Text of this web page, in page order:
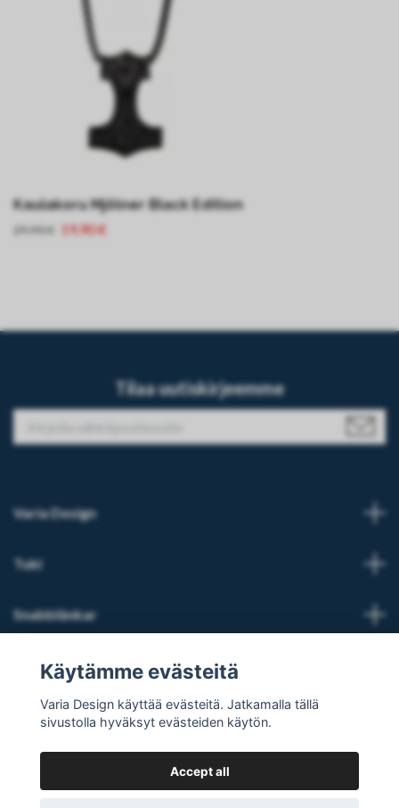
Kaulakoru Mjölner Black Edition
29,90 € 19,90 €
Tilaa uutiskirjeemme
Varia Design
Tuki
Snabblänkar
Sosiaalinen media
© 2026 Varia Design - Din vikingashop för vikingasmycken
Käytämme evästeitä
Varia Design käyttää evästeitä. Jatkamalla tällä
sivustolla hyväksyt evästeiden käytön.
Accept all